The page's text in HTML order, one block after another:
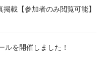
載【参加者のみ閲覧可能】
ルを開催しました！